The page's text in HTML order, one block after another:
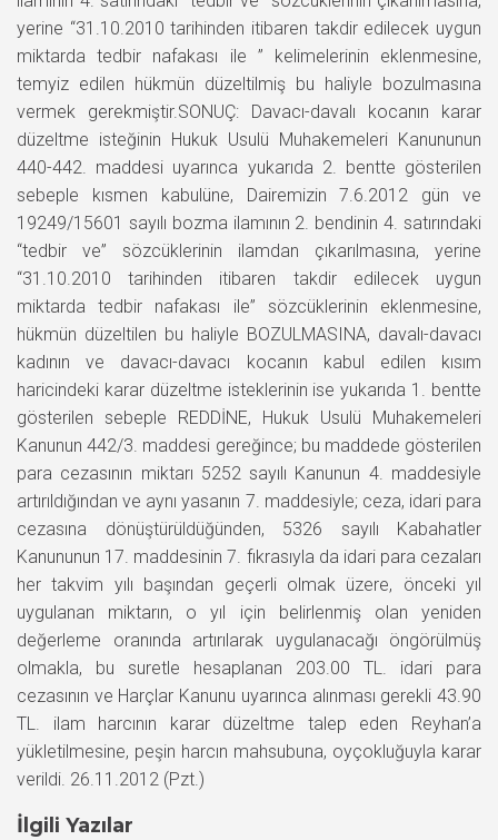
yerine “31.10.2010 tarihinden itibaren takdir edilecek uygun
miktarda tedbir nafakası ile ” kelimelerinin eklenmesine,
temyiz edilen hükmün düzeltilmiş bu haliyle bozulmasına
vermek gerekmiştir.SONUÇ: Davacı-davalı kocanın karar
düzeltme isteğinin Hukuk Usulü Muhakemeleri Kanununun
440-442. maddesi uyarınca yukarıda 2. bentte gösterilen
sebeple kısmen kabulüne, Dairemizin 7.6.2012 gün ve
19249/15601 sayılı bozma ilamının 2. bendinin 4. satırındaki
“tedbir ve” sözcüklerinin ilamdan çıkarılmasına, yerine
“31.10.2010 tarihinden itibaren takdir edilecek uygun
miktarda tedbir nafakası ile” sözcüklerinin eklenmesine,
hükmün düzeltilen bu haliyle BOZULMASINA, davalı-davacı
kadının ve davacı-davacı kocanın kabul edilen kısım
haricindeki karar düzeltme isteklerinin ise yukarıda 1. bentte
gösterilen sebeple REDDİNE, Hukuk Usulü Muhakemeleri
Kanunun 442/3. maddesi gereğince; bu maddede gösterilen
para cezasının miktarı 5252 sayılı Kanunun 4. maddesiyle
artırıldığından ve aynı yasanın 7. maddesiyle; ceza, idari para
cezasına dönüştürüldüğünden, 5326 sayılı Kabahatler
Kanununun 17. maddesinin 7. fıkrasıyla da idari para cezaları
her takvim yılı başından geçerli olmak üzere, önceki yıl
uygulanan miktarın, o yıl için belirlenmiş olan yeniden
değerleme oranında artırılarak uygulanacağı öngörülmüş
olmakla, bu suretle hesaplanan 203.00 TL. idari para
cezasının ve Harçlar Kanunu uyarınca alınması gerekli 43.90
TL. ilam harcının karar düzeltme talep eden Reyhan’a
yükletilmesine, peşin harcın mahsubuna, oyçokluğuyla karar
verildi. 26.11.2012 (Pzt.)
İlgili Yazılar